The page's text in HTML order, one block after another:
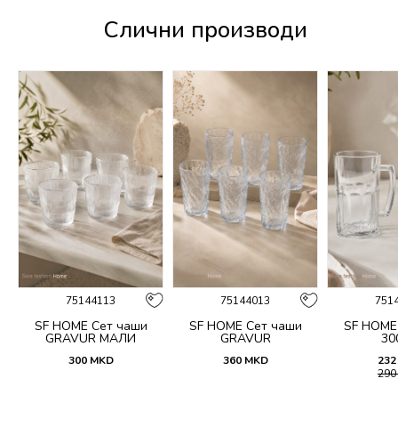
Слични производи
75144113
SF HOME Сет чаши
GRAVUR МАЛИ
300 MKD
75144013
SF HOME Сет чаши
GRAVUR
360 MKD
SF
232
290